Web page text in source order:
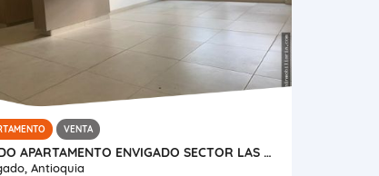
VENTA
VENDO APARTAMENTO ENVIGADO SECTOR LAS VEGAS VIVA ENVIGADO
Antioquia